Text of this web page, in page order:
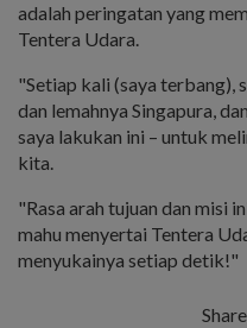
adalah peringatan yang
Tentera Udara.
"Setiap kali (saya terbang),
dan lemahnya Singapura,
saya lakukan ini – untuk
kita.
"Rasa arah tujuan dan misi
mahu menyertai Tentera
menyukainya setiap detik!"